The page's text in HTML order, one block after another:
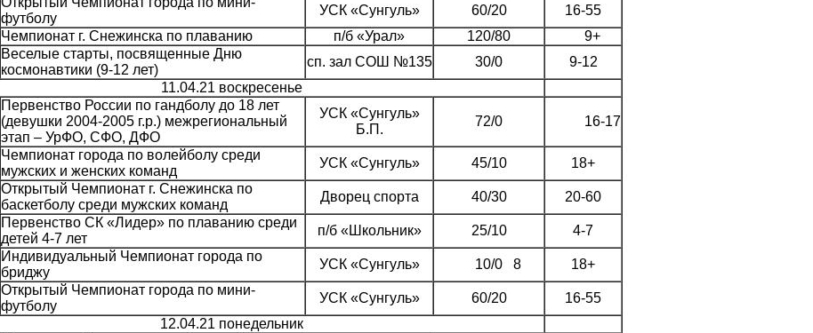
футболу
УСК «Сунгуль» 60/20
16-55
Чемпионат г. Снежинска по плаванию п/б «Урал» 120/80
9+
Веселые старты, посвященные Дню
космонавтики (9-12 лет)
сп. зал СОШ №135 30/0
9-12
11.04.21 воскресенье
Первенство России по гандболу до 18 лет
(девушки 2004-2005 г.р.) межрегиональный
этап – УрФО, СФО, ДФО
УСК «Сунгуль»
Б.П.
72/0 16-17
Чемпионат города по волейболу среди
мужских и женских команд
УСК «Сунгуль» 45/10 18+
Открытый Чемпионат г. Снежинска по
баскетболу среди мужских команд
Дворец спорта 40/30 20-60
Первенство СК «Лидер» по плаванию среди
детей 4-7 лет
п/б «Школьник» 25/10 4-7
Индивидуальный Чемпионат города по
бриджу
УСК «Сунгуль» 10/0 8 18+
Открытый Чемпионат города по мини-
футболу
УСК «Сунгуль» 60/20
16-55
12.04.21 понедельник